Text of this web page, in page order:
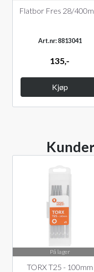
Flatbor Fres 28/
Art.nr: 8813041
135,-
Kjøp
På lager
TORX T25 - 100mm